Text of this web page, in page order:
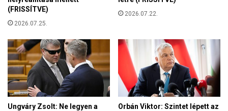
á
t
a
a
m
a
g
y
a
g
g
ó
i
k
?
(FRISSÍTVE)
2026.07.25.
2026.07.22.
Ungváry Zsolt: Ne legyen a
Orbán Viktor: Szintet lépett az